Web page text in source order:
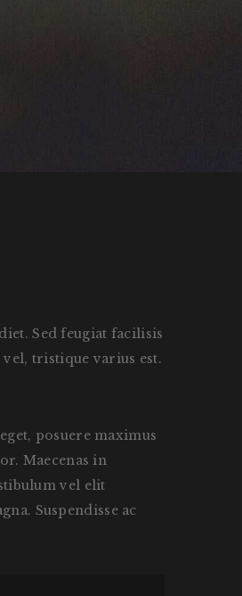
Sed feugiat facilisis
tristique varius est.
posuere maximus
Maecenas in
vel elit
Suspendisse ac